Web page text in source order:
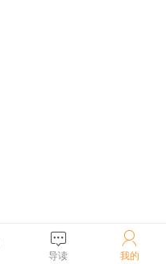

导读

我的